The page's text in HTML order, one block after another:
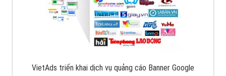
VietAds triển khai dịch vụ quảng cáo Banner Google